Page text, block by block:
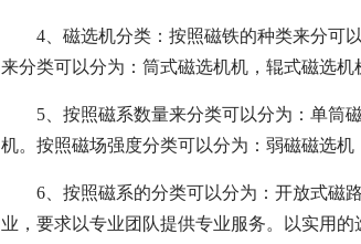
4、磁选机分类：按照磁铁的种类来分可
来分类可以分为：筒式磁选机机，辊式磁选机
5、按照磁系数量来分类可以分为：单筒
机。按照磁场强度分类可以分为：弱磁磁选机
6、按照磁系的分类可以分为：开放式磁
业，要求以专业团队提供专业服务。以实用